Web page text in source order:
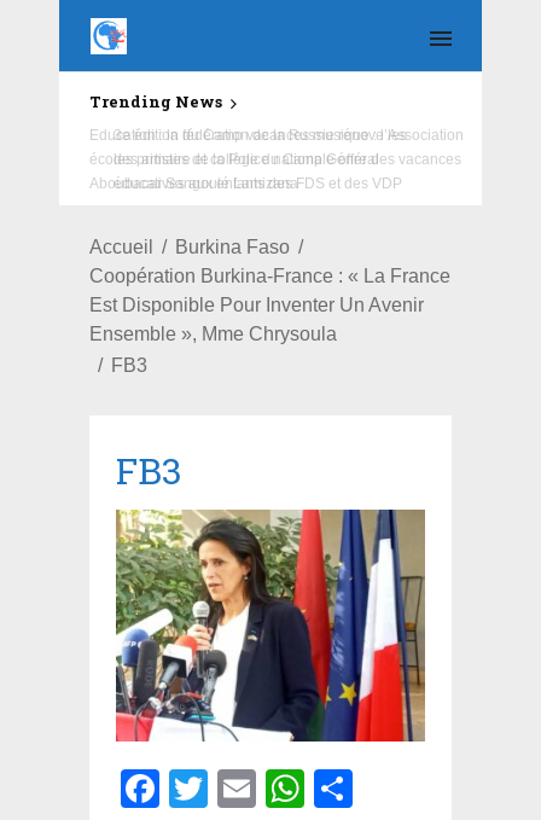
Trending News
Education : la fédération de la Russie rénove les
écoles primaire et collège du Camp Général
Aboubacar Sangoulé Lamizana
Accueil
Burkina Faso
Coopération Burkina-France : « La France
Est Disponible Pour Inventer Un Avenir
Ensemble », Mme Chrysoula
FB3
FB3
Facebook
Twitter
EmailWhatsApp